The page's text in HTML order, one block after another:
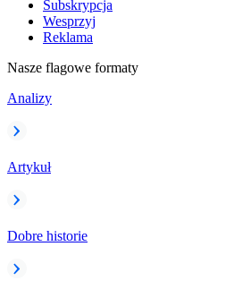
Subskrypcja
Wesprzyj
Reklama
Nasze flagowe formaty
Analizy
Artykuł
Dobre historie